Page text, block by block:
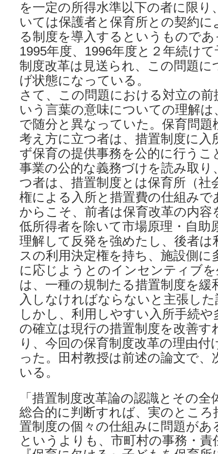
を一定の所得水準以下の者に限り
いては保護者と保育所との契約
る制度を導入するというもので
1995年度、1996年度と２年続け
制度改革は見送られ、この問題に
げ状態になっている。
さて、この問題における対立の
いう言葉の意味についての理解
で随分と異なっていた。保育問題
考え方に立つ者は、措置制度に入
ず保育の提供事務を公的に行う
事業の公的な義務づけを読み取り
つ者は、措置制度とは保育所（社
権による入所と措置費の仕組み
からこそ、前者は保育改革の内容
低所得者を除いて市場原理・自助
理解して反発を強めたし、後者は
スの利用決定権を持ち、施設側に
に応じようとのインセンティブ
は、一種の規制たる措置制度を緩
入しなければならないと主張し
しかし、利用しやすい入所手続
の確立は現行の措置制度を改善す
り、今回の保育制度改革の理由
った。田村教授は前述の論文で
いる。
「措置制度改革論の認識とその
総合的に判断すれば、実のところ
置制度の個々の仕組みに問題が
というよりも、市町村の事務・